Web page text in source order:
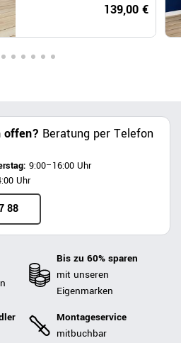
139,00 €
offen? Beratung per Telefon
9:00–16:00 Uhr
Uhr
88
Bis zu 60% sparen
mit unseren
Eigenmarken
Montageservice
mitbuchbar